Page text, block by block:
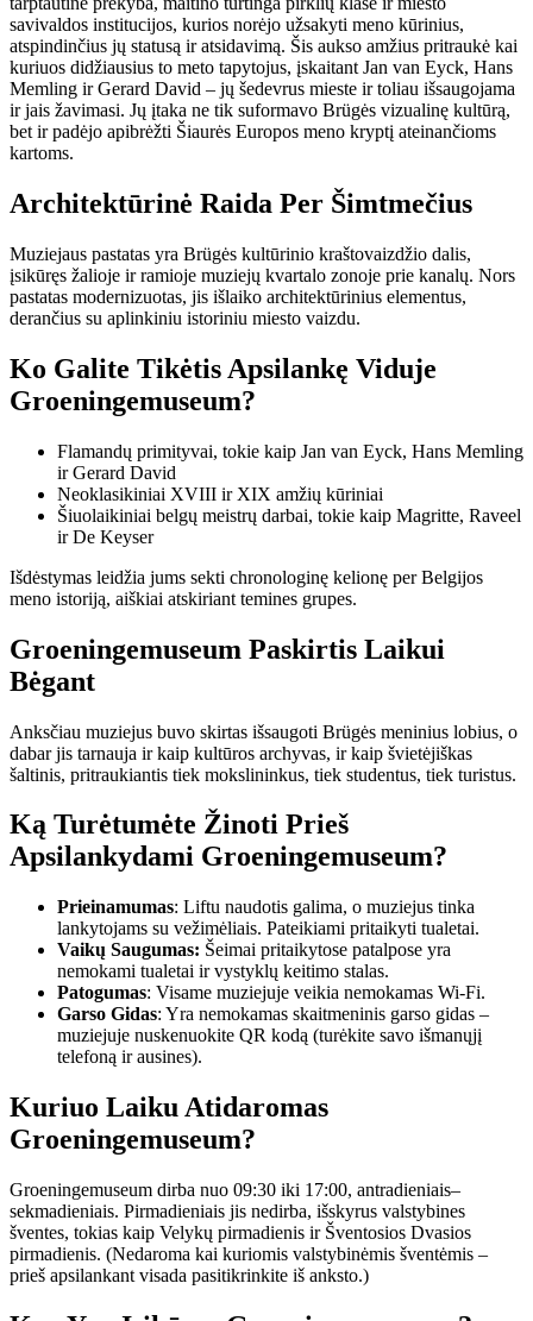
savivaldos institucijos, kurios norėjo užsakyti meno kūrinius,
atspindinčius jų statusą ir atsidavimą. Šis aukso amžius pritraukė kai
kuriuos didžiausius to meto tapytojus, įskaitant Jan van Eyck, Hans
Memling ir Gerard David – jų šedevrus mieste ir toliau išsaugojama
ir jais žavimasi. Jų įtaka ne tik suformavo Brügės vizualinę kultūrą,
bet ir padėjo apibrėžti Šiaurės Europos meno kryptį ateinančioms
kartoms.
Architektūrinė Raida Per Šimtmečius
Muziejaus pastatas yra Brügės kultūrinio kraštovaizdžio dalis,
įsikūręs žalioje ir ramioje muziejų kvartalo zonoje prie kanalų. Nors
pastatas modernizuotas, jis išlaiko architektūrinius elementus,
derančius su aplinkiniu istoriniu miesto vaizdu.
Ko Galite Tikėtis Apsilankę Viduje
Groeningemuseum?
Flamandų primityvai, tokie kaip Jan van Eyck, Hans Memling
ir Gerard David
Neoklasikiniai XVIII ir XIX amžių kūriniai
Šiuolaikiniai belgų meistrų darbai, tokie kaip Magritte, Raveel
ir De Keyser
Išdėstymas leidžia jums sekti chronologinę kelionę per Belgijos
meno istoriją, aiškiai atskiriant temines grupes.
Groeningemuseum Paskirtis Laikui
Bėgant
Anksčiau muziejus buvo skirtas išsaugoti Brügės meninius lobius, o
dabar jis tarnauja ir kaip kultūros archyvas, ir kaip švietėjiškas
šaltinis, pritraukiantis tiek mokslininkus, tiek studentus, tiek turistus.
Ką Turėtumėte Žinoti Prieš
Apsilankydami Groeningemuseum?
Prieinamumas: Liftu naudotis galima, o muziejus tinka
lankytojams su vežimėliais. Pateikiami pritaikyti tualetai.
Vaikų Saugumas: Šeimai pritaikytose patalpose yra
nemokami tualetai ir vystyklų keitimo stalas.
Patogumas: Visame muziejuje veikia nemokamas Wi-Fi.
Garso Gidas: Yra nemokamas skaitmeninis garso gidas –
muziejuje nuskenuokite QR kodą (turėkite savo išmanųjį
telefoną ir ausines).
Kuriuo Laiku Atidaromas
Groeningemuseum?
Groeningemuseum dirba nuo 09:30 iki 17:00, antradieniais–
sekmadieniais. Pirmadieniais jis nedirba, išskyrus valstybines
šventes, tokias kaip Velykų pirmadienis ir Šventosios Dvasios
pirmadienis. (Nedaroma kai kuriomis valstybinėmis šventėmis –
prieš apsilankant visada pasitikrinkite iš anksto.)